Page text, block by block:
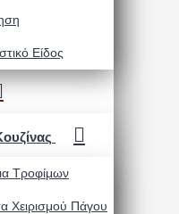
Είδος
Τροφίμων
Χειρισμού Πάγου